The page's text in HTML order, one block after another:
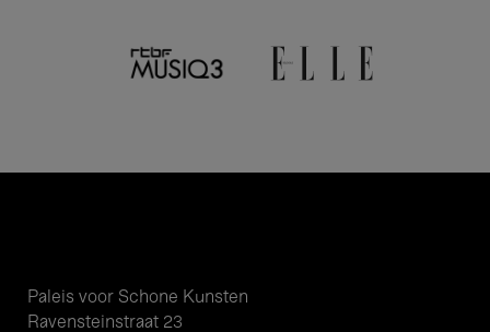
Paleis voor Schone Kunsten
Ravensteinstraat 23